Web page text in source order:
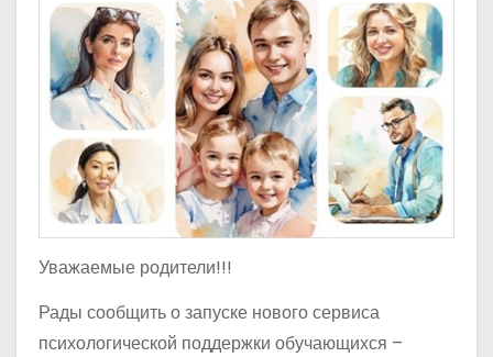
Уважаемые родители!!!
Рады сообщить о запуске нового сервиса
психологической поддержки обучающихся –